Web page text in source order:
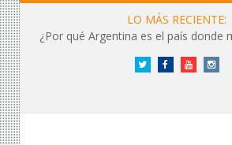
LO MÁS RECIENTE:
¿Por qué Argentina es el país donde
Twitter FacebookYouTube